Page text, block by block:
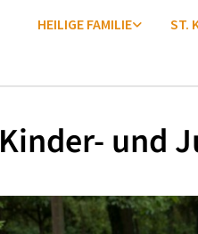
HEILIGE FAMILIE ST.
Kinder- und